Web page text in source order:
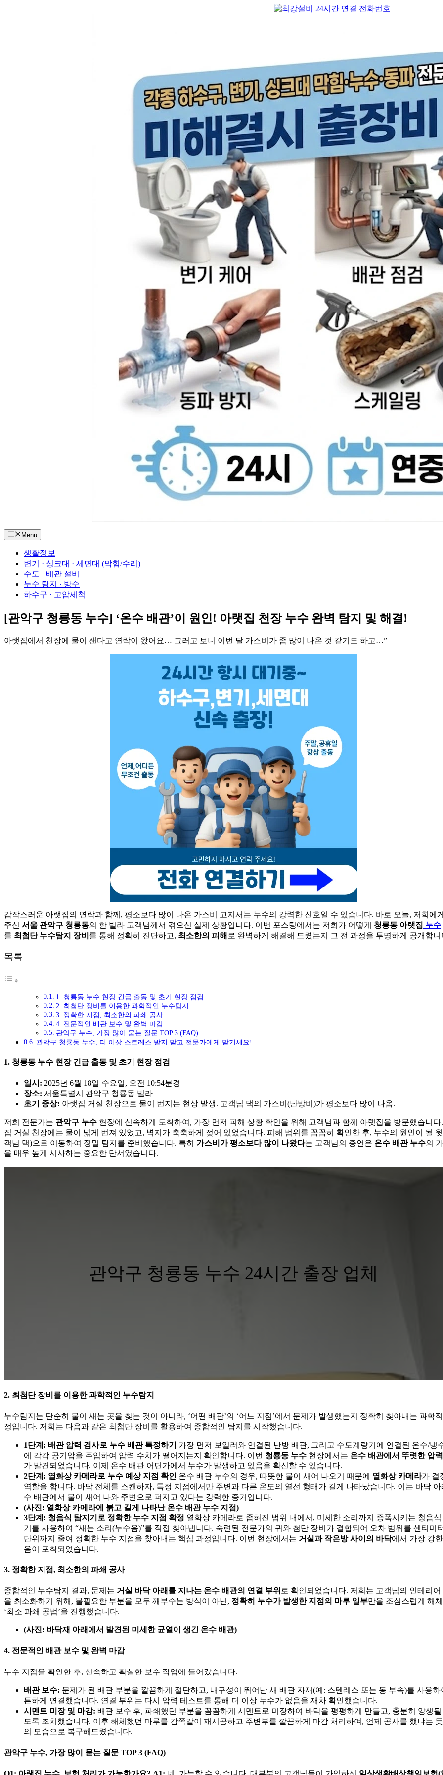
Menu
생활정보
변기 · 싱크대 · 세면대 (막힘/수리)
수도 · 배관 설비
누수 탐지 · 방수
하수구 · 고압세척
[관악구 청룡동 누수] ‘온수 배관’이 원인! 아랫집 천장 누수 완벽 탐지 및 해결!
아랫집에서 천장에 물이 샌다고 연락이 왔어요… 그러고 보니 이번 달 가스비가 좀 많이 나온 것 같기도 하고…”
갑작스러운 아랫집의 연락과 함께, 평소보다 많이 나온 가스비 고지서는 누수의 강력한 신호일 수 있습니다. 바로 오늘, 저희에
주신 서울 관악구 청룡동의 한 빌라 고객님께서 겪으신 실제 상황입니다. 이번 포스팅에서는 저희가 어떻게 청룡동 아랫집 누수
를 최첨단 누수탐지 장비 를 통해 정확히 진단하고, 최소한의 피해 로 완벽하게 해결해 드렸는지 그 전 과정을 투명하게 공개합니
목록
1. 청룡동 누수 현장 긴급 출동 및 초기 현장 점검
2. 최첨단 장비를 이용한 과학적인 누수탐지
3. 정확한 지점, 최소한의 파쇄 공사
4. 전문적인 배관 보수 및 완벽 마감
관악구 누수, 가장 많이 묻는 질문 TOP 3 (FAQ)
관악구 청룡동 누수, 더 이상 스트레스 받지 말고 전문가에게 맡기세요!
1. 청룡동 누수 현장 긴급 출동 및 초기 현장 점검
일시: 2025년 6월 18일 수요일, 오전 10:54분경
장소: 서울특별시 관악구 청룡동 빌라
초기 증상: 아랫집 거실 천장으로 물이 번지는 현상 발생. 고객님 댁의 가스비(난방비)가 평소보다 많이 나옴.
저희 전문가는 관악구 누수 현장에 신속하게 도착하여, 가장 먼저 피해 상황 확인을 위해 고객님과 함께 아랫집을 방문했습니다
집 거실 천장에는 물이 넓게 번져 있었고, 벽지가 축축하게 젖어 있었습니다. 피해 범위를 꼼꼼히 확인한 후, 누수의 원인이 될
객님 댁)으로 이동하여 정밀 탐지를 준비했습니다. 특히 가스비가 평소보다 많이 나왔다는 고객님의 증언은 온수 배관 누수의
을 매우 높게 시사하는 중요한 단서였습니다.
관악구 청룡동 누수 24시간 출장 업체
2. 최첨단 장비를 이용한 과학적인 누수탐지
누수탐지는 단순히 물이 새는 곳을 찾는 것이 아니라, ‘어떤 배관’의 ‘어느 지점’에서 문제가 발생했는지 정확히 찾아내는 과학
정입니다. 저희는 다음과 같은 최첨단 장비를 활용하여 종합적인 탐지를 시작했습니다.
1단계: 배관 압력 검사로 누수 배관 특정하기
가장 먼저 보일러와 연결된 난방 배관, 그리고 수도계량기에 연결된 온수/냉
에 각각 공기압을 주입하여 압력 수치가 떨어지는지 확인합니다. 이번 청룡동 누수 현장에서는 온수 배관에서 뚜렷한 압
가 발견되었습니다. 이제 온수 배관 어딘가에서 누수가 발생하고 있음을 확신할 수 있습니다.
2단계: 열화상 카메라로 누수 예상 지점 확인 온수 배관 누수의 경우, 따뜻한 물이 새어 나오기 때문에 열화상 카메라가 결
역할을 합니다. 바닥 전체를 스캔하자, 특정 지점에서만 주변과 다른 온도의 열선 형태가 길게 나타났습니다. 이는 바닥 아
수 배관에서 물이 새어 나와 주변으로 퍼지고 있다는 강력한 증거입니다.
(사진: 열화상 카메라에 붉고 길게 나타난 온수 배관 누수 지점)
3단계: 청음식 탐지기로 정확한 누수 지점 확정 열화상 카메라로 좁혀진 범위 내에서, 미세한 소리까지 증폭시키는 청음식
기를 사용하여 “새는 소리(누수음)”를 직접 찾아냅니다. 숙련된 전문가의 귀와 첨단 장비가 결합되어 오차 범위를 센티미
단위까지 줄여 정확한 누수 지점을 찾아내는 핵심 과정입니다. 이번 현장에서는 거실과 작은방 사이의 바닥에서 가장 강
음이 포착되었습니다.
3. 정확한 지점, 최소한의 파쇄 공사
종합적인 누수탐지 결과, 문제는 거실 바닥 아래를 지나는 온수 배관의 연결 부위 로 확인되었습니다. 저희는 고객님의 인테리어
을 최소화하기 위해, 불필요한 부분을 모두 깨부수는 방식이 아닌, 정확히 누수가 발생한 지점의 마루 일부만을 조심스럽게 해
‘최소 파쇄 공법’을 진행했습니다.
(사진: 바닥재 아래에서 발견된 미세한 균열이 생긴 온수 배관)
4. 전문적인 배관 보수 및 완벽 마감
누수 지점을 확인한 후, 신속하고 확실한 보수 작업에 들어갔습니다.
배관 보수: 문제가 된 배관 부분을 깔끔하게 절단하고, 내구성이 뛰어난 새 배관 자재(예: 스텐레스 또는 동 부속)를 사용하
튼하게 연결했습니다. 연결 부위는 다시 압력 테스트를 통해 더 이상 누수가 없음을 재차 확인했습니다.
시멘트 미장 및 마감: 배관 보수 후, 파쇄했던 부분을 꼼꼼하게 시멘트로 미장하여 바닥을 평평하게 만들고, 충분히 양생될
도록 조치했습니다. 이후 해체했던 마루를 감쪽같이 재시공하고 주변부를 깔끔하게 마감 처리하여, 언제 공사를 했냐는
의 모습으로 복구해드렸습니다.
관악구 누수, 가장 많이 묻는 질문 TOP 3 (FAQ)